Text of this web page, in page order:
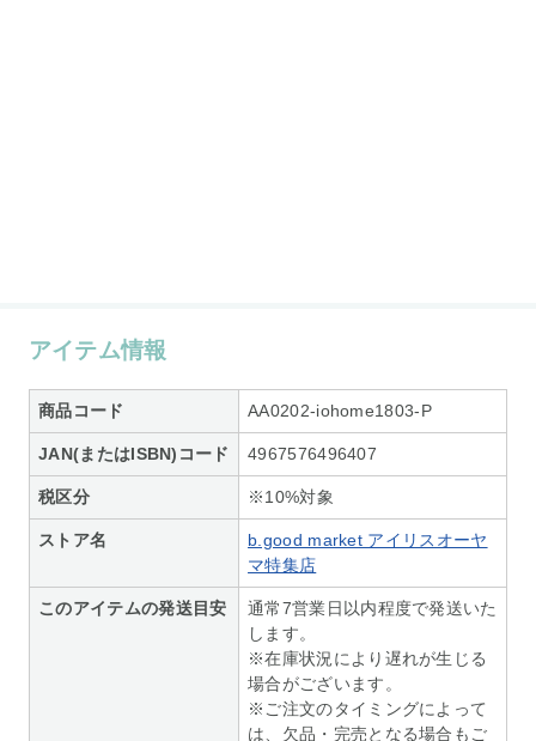
アイテム情報
商品コード AA0202-iohome1803-P
JAN(またはISBN)コード 4967576496407
税区分 ※10%対象
ストア名
b.good market アイリスオーヤ
マ特集店
このアイテムの発送目安
通常7営業日以内程度で発送いた
します。
※在庫状況により遅れが生じる
場合がございます。
※ご注文のタイミングによって
は、欠品・完売となる場合もご